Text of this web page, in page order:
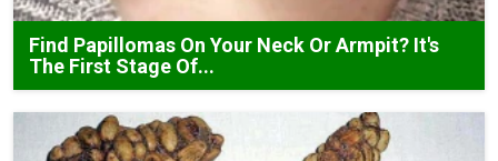
Find Papillomas On Your Neck Or Armpit? It's
The First Stage Of...